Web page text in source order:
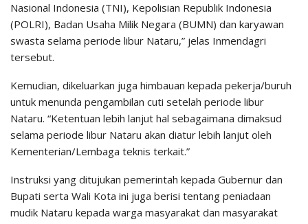
Nasional Indonesia (TNI), Kepolisian Republik Indonesia
(POLRI), Badan Usaha Milik Negara (BUMN) dan karyawan
swasta selama periode libur Nataru,” jelas Inmendagri
tersebut.
Kemudian, dikeluarkan juga himbauan kepada pekerja/buruh
untuk menunda pengambilan cuti setelah periode libur
Nataru. “Ketentuan lebih lanjut hal sebagaimana dimaksud
selama periode libur Nataru akan diatur lebih lanjut oleh
Kementerian/Lembaga teknis terkait.”
Instruksi yang ditujukan pemerintah kepada Gubernur dan
Bupati serta Wali Kota ini juga berisi tentang peniadaan
mudik Nataru kepada warga masyarakat dan masyarakat